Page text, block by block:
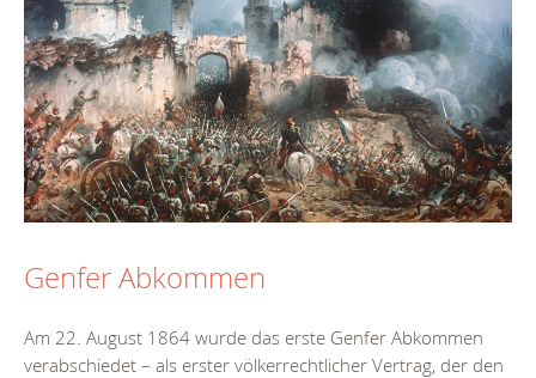
Genfer Abkommen
Am 22. August 1864 wurde das erste Genfer Abkommen
verabschiedet – als erster völkerrechtlicher Vertrag, der den